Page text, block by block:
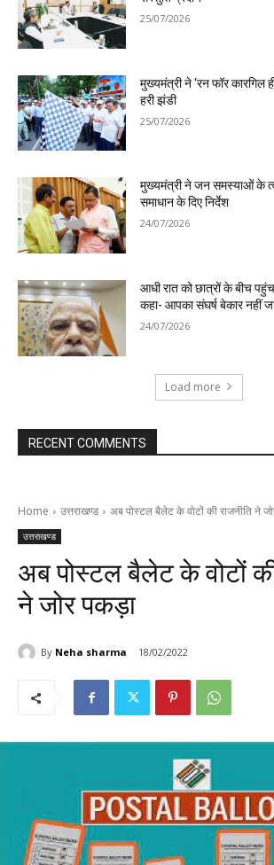
25/07/2026
मुख्यमंत्री ने ‘रन फॉर कारगिल
हरी झंडी
25/07/2026
मुख्यमंत्री ने जन समस्याओं के
समाधान के दिए निर्देश
24/07/2026
आधी रात को छात्रों के बीच
कहा- आपका संघर्ष बेकार नहीं
24/07/2026
Load more
RECENT COMMENTS